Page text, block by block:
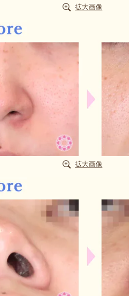
拡大画像
拡大画像